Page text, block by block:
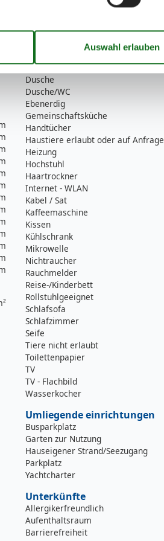
Serviceeinrichtungen
Doppelbett
Dusche
Dusche/WC
Ebenerdig
Gemeinschaftsküche
Handtücher
Haustiere erlaubt oder auf Anfrage
Heizung
Hochstuhl
Haartrockner
Internet - WLAN
Kabel / Sat
Kaffeemaschine
Kissen
Kühlschrank
Mikrowelle
Nichtraucher
Rauchmelder
Reise-/Kinderbett
Rollstuhlgeeignet
Schlafsofa
Schlafzimmer
Seife
Tiere nicht erlaubt
Toilettenpapier
TV
TV - Flachbild
Wasserkocher
Umliegende einrichtungen
Busparkplatz
Garten zur Nutzung
Hauseigener Strand/Seezugang
Parkplatz
Yachtcharter
Unterkünfte
Allergikerfreundlich
Aufenthaltsraum
Barrierefreiheit